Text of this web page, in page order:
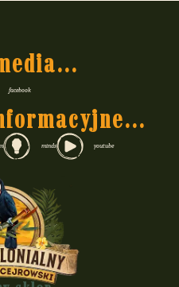
facebook
minds youtube